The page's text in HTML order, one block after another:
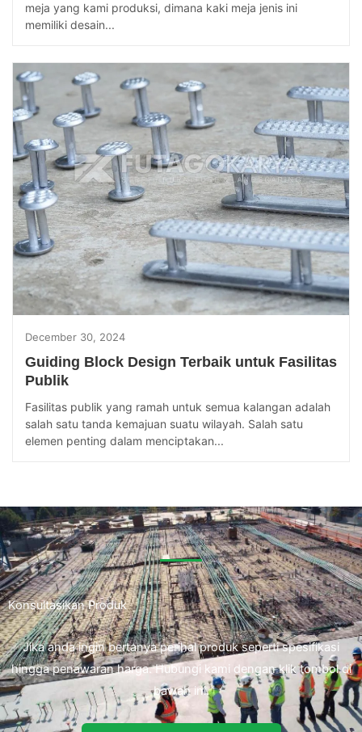
meja yang kami produksi, dimana kaki meja jenis ini
memiliki desain...
December 30, 2024
Guiding Block Design Terbaik untuk Fasilitas
Publik
Fasilitas publik yang ramah untuk semua kalangan adalah
salah satu tanda kemajuan suatu wilayah. Salah satu
elemen penting dalam menciptakan...
Konsultasikan Produk
Jika anda ingin bertanya perihal produk seperti spesifikasi
hingga penawaran harga. Hubungi kami dengan klik tombol di
bawah ini.